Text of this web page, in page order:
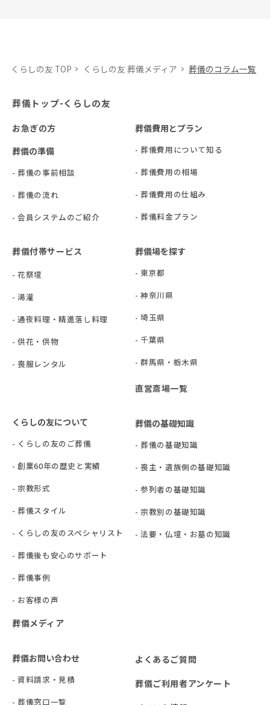
くらしの友 TOP くらしの友 葬儀メディア 葬儀のコラム一覧
葬儀トップ-くらしの友
お急ぎの方
葬儀の準備
- 葬儀の事前相談
- 葬儀の流れ
- 会員システムのご紹介
葬儀費用とプラン
- 葬儀費用について知る
- 葬儀費用の相場
- 葬儀費用の仕組み
- 葬儀料金プラン
葬儀付帯サービス
- 花祭壇
- 湯灌
- 通夜料理・精進落し料理
- 供花・供物
- 喪服レンタル
葬儀場を探す
- 東京都
- 神奈川県
- 埼玉県
- 千葉県
- 群⾺県・栃⽊県
直営斎場一覧
くらしの友について
- くらしの友のご葬儀
- 創業60年の歴史と実績
- 宗教形式
- 葬儀スタイル
- くらしの友のスペシャリスト
- 葬儀後も安心のサポート
- 葬儀事例
- お客様の声
葬儀メディア
葬儀の基礎知識
- 葬儀の基礎知識
- 喪主・遺族側の基礎知識
- 参列者の基礎知識
- 宗教別の基礎知識
- 法要・仏壇・お墓の知識
葬儀お問い合わせ
- 資料請求・見積
- 葬儀窓口一覧
よくあるご質問
葬儀ご利用者アンケート